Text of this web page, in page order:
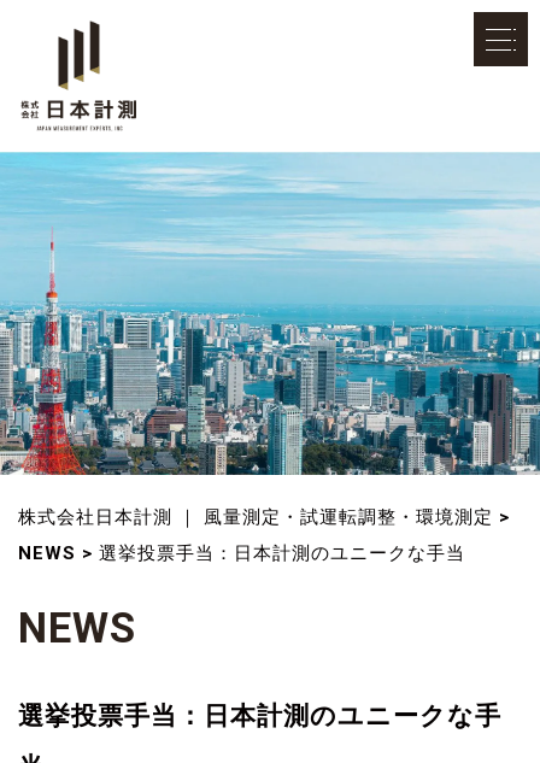
株式会社日本計測 ｜ 風量測定・試運転調整・環境測定 >
NEWS > 選挙投票手当：日本計測のユニークな手当
NEWS
選挙投票手当：日本計測のユニークな手